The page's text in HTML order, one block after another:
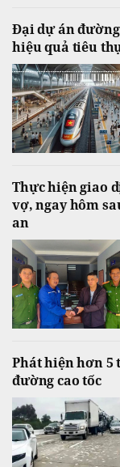
Đại dự án đường
hiệu quả tiêu
Thực hiện giao
vợ, ngay hôm
an
Phát hiện hơn 5
đường cao tốc